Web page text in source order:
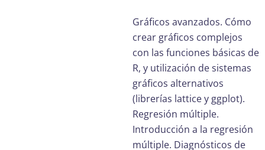
Gráficos avanzados. Cómo
crear gráficos complejos
con las funciones básicas de
R, y utilización de sistemas
gráficos alternativos
(librerías lattice y ggplot).
Regresión múltiple.
Introducción a la regresión
múltiple. Diagnósticos de